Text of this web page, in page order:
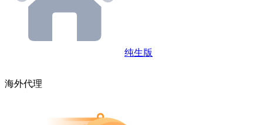
纯生版
海外代理